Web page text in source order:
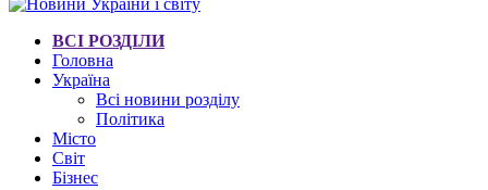
ВСІ РОЗДІЛИ
Головна
Україна
Всі новини розділу
Політика
Місто
Світ
Бізнес